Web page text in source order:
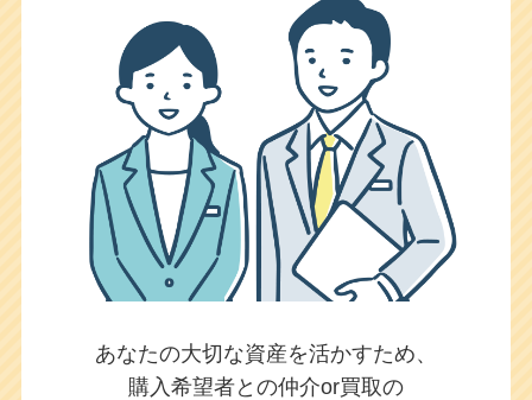
あなたの大切な資産を活かすため、
購入希望者との仲介or買取の